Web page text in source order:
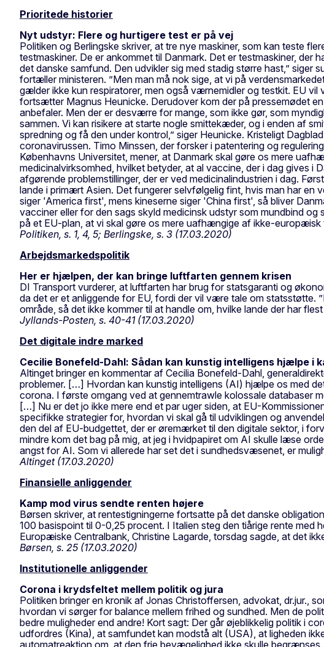
Prioritede historier
Nyt udstyr: Flere og hurtigere test er på vej
Politiken og Berlingske skriver, at tre nye maskiner, som kan teste
testmaskiner. De er ankommet til Danmark. Det er testmaskiner,
det danske samfund. Den udvikler sig med stadig større hast,” siger
fortæller ministeren. ”Men man må nok sige, at vi på
gælder ikke kun respiratorer, men også værnemidler og testkit. EU
fortsætter Magnus Heunicke. Derudover kom der på pressemødet
anbefaler. Men der er desværre for mange, som ikke gør, som
sammen. Vi kan risikere at starte nogle smittekæder, og i enden af
spredning og få den under kontrol,” siger Heunicke. Kristeligt
coronavirussen. Timo Minssen, der forsker i patentering og
Københavns Universitet, mener, at Danmark skal gøre os mere
medicinalvirksomhed, hvilket betyder, at al vaccine, der i dag gives i
afgørende problemstillinger, der er ved medicinalindustrien i dag.
lande i primært Asien. Det fungerer selvfølgelig fint, hvis man har en
siger 'America first', mens kineserne siger 'China first', så bliver
vacciner eller for den sags skyld medicinsk udstyr som mundbind
på et EU-plan, at vi skal gøre os mere uafhængige af ikke-
Politiken, s. 1, 4, 5; Berlingske, s. 3 (17.03.2020)
Arbejdsmarkedspolitik
Her er hjælpen, der kan bringe luftfarten gennem krisen
DI Transport vurderer, at luftfarten har brug for statsgaranti og
da det er et anliggende for EU, fordi der vil være tale om
område, så det ikke kommer til at handle om, hvilke lande der har
Jyllands-Posten, s. 40-41 (17.03.2020)
Det digitale indre marked
Cecilie Bonefeld-Dahl: Sådan kan kunstig intelligens hjælpe i
Altinget bringer en kommentar af Cecilia Bonefeld-Dahl,
problemer. […] Hvordan kan kunstig intelligens (AI) hjælpe os med
corona. I første omgang ved at gennemtrawle kolossale databaser
[…] Nu er det jo ikke mere end et par uger siden, at EU-
specifikke strategier for, hvordan vi skal gå til udviklingen og
den del af EU-budgettet, der er øremærket til den digitale sektor, i
mindre kom det bag på mig, at jeg i hvidpapiret om AI skulle læse
angst for AI. Som vi allerede har set det i sundhedsvæsenet, er
Altinget (17.03.2020)
Finansielle anliggender
Kamp mod virus sendte renten højere
Børsen skriver, at rentestigningerne fortsatte på det danske
100 basispoint til 0-0,25 procent. I Italien steg den tiårige rente med
Europæiske Centralbank, Christine Lagarde, torsdag sagde, at det
Børsen, s. 25 (17.03.2020)
Institutionelle anliggender
Corona i krydsfeltet mellem politik og jura
Politiken bringer en kronik af Jonas Christoffersen, advokat, dr.jur.,
hvordan vi sørger for balance mellem frihed og sundhed. Men de
bedre muligheder end andre! Kort sagt: Der går øjeblikkelig politik i
udfordres (Kina), at samfundet kan modstå alt (USA), at ligheden
automatreaktion om, at den frie bevægelighed ikke skulle